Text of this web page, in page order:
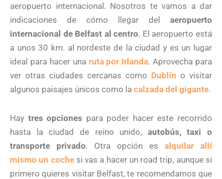
aeropuerto internacional. Nosotros te vamos a dar
indicaciones de cómo llegar del aeropuerto
internacional de Belfast al centro. El aeropuerto está
a unos 30 km. al nordeste de la ciudad y es un lugar
ideal para hacer una ruta por Irlanda. Aprovecha para
ver otras ciudades cercanas como Dublín o visitar
algunos paisajes únicos como la calzada del gigante.
Hay tres opciones para poder hacer este recorrido
hasta la ciudad de reino unido, autobús, taxi o
transporte privado. Otra opción es alquilar allí
mismo un cochesi vas a hacer un road trip, aunque si
primero quieres visitar Belfast, te recomendamos que